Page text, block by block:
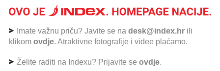
Imate važnu priču? Javite se na desk@index.hr ili
klikom ovdje. Atraktivne fotografije i videe plaćamo.
Želite raditi na Indexu? Prijavite se ovdje.